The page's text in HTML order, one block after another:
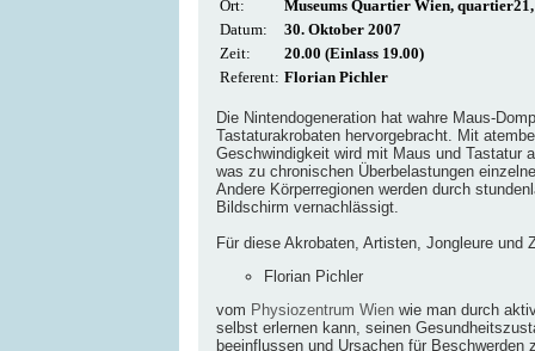
Ort:
Museums Quartier Wien,
Datum:
30. Oktober 2007
Zeit:
20.00 (Einlass 19.00)
Referent: Florian Pichler
Die Nintendogeneration hat wahre Maus-
Tastaturakrobaten hervorgebracht. Mit
Geschwindigkeit wird mit Maus und Tastatur
was zu chronischen Überbelastungen
Andere Körperregionen werden durch
Bildschirm vernachlässigt.
Für diese Akrobaten, Artisten, Jongleure und
Florian Pichler
vom Physiozentrum Wien wie man durch
selbst erlernen kann, seinen
beeinflussen und Ursachen für Beschwerden